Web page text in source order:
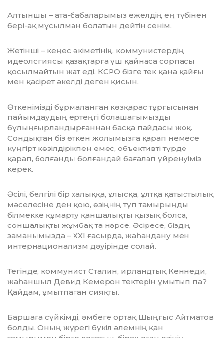
Алтыншы – ата-бабаларымыз ежелдің ең түбінен
бері-ақ мұсылман болатын дейтін сенім.
Жетінші – кеңес өкіметінің, коммунистердің
идеологиясы қазақтарға үш қайнаса сорпасы
қосылмайтын жат еді, КСРО бізге тек қана қайғы
мен қасірет әкелді деген қисын.
Өткенімізді бұрмаланған көзқарас тұрғысынан
пайымдаудың ертеңгі болашағымызды
бұлыңғырландырғаннан басқа пайдасы жоқ.
Сондықтан біз өткен жолымызға қарап немесе
күңгірт көзілдірікпен емес, объективті түрде
қарап, болғанды болғандай бағалап үйренуіміз
керек.
Әсілі, белгілі бір халыққа, ұлысқа, ұлтқа қатыстылық
мәселесіне ден қою, өзіңнің түп тамырыңды
білмекке құмарту қаншалықты қызық болса,
соншалықты жұмбақ та нәрсе. Әсіресе, біздің
заманымызда – ХХІ ғасырда, жаһандану мен
интернационализм дәуірінде солай.
Тегінде, коммунист Сталин, ирландтық Кеннеди,
жаһаншыл Девид Кемерон тектерін ұмытып па?
Қайдам, ұмытпаған сияқты.
Баршаға сүйкімді, әмбеге ортақ Шыңғыс Айтматов
болды. Оның жүрегі бүкіл әлемнің қан